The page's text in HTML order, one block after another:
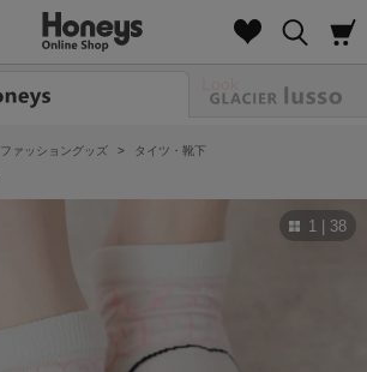
ファッショングッズ > タイツ・靴下
1 | 38